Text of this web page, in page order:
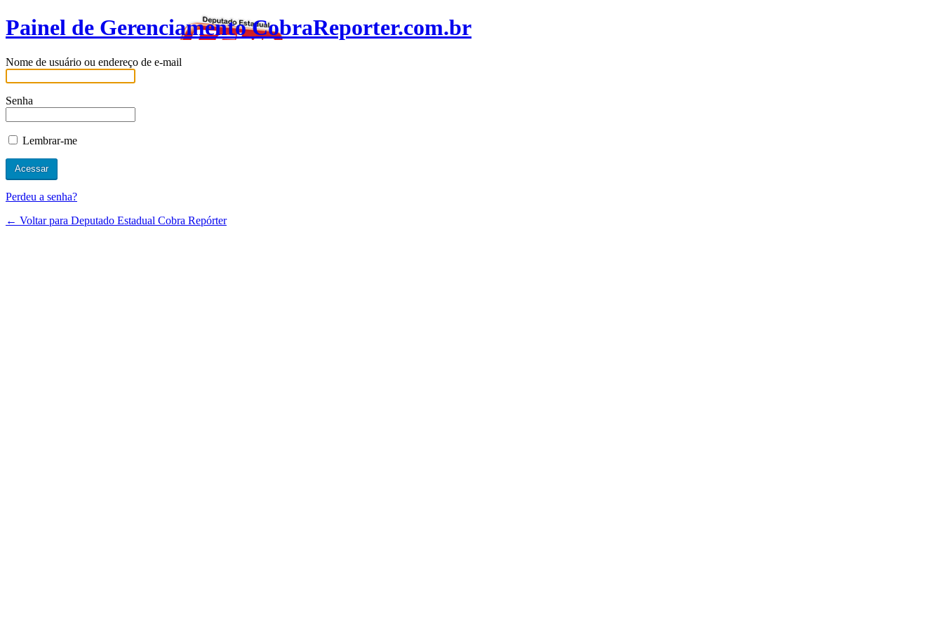
Painel de Gerenciamento CobraReporter.com.br
Nome de usuário ou endereço de e-mail
Senha
Lembrar-me
Perdeu a senha?
← Voltar para Deputado Estadual Cobra Repórter